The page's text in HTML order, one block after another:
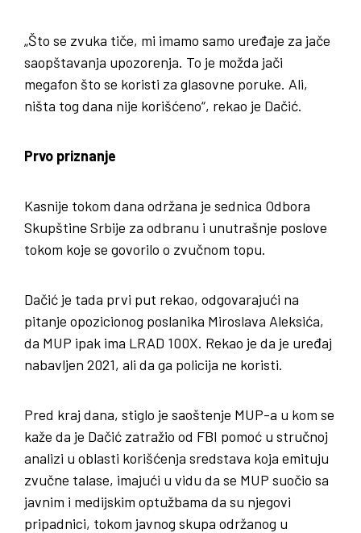
„Što se zvuka tiče, mi imamo samo uređaje za jače
saopštavanja upozorenja. To je možda jači
megafon što se koristi za glasovne poruke. Ali,
ništa tog dana nije korišćeno“, rekao je Dačić.
Prvo priznanje
Kasnije tokom dana održana je sednica Odbora
Skupštine Srbije za odbranu i unutrašnje poslove
tokom koje se govorilo o zvučnom topu.
Dačić je tada prvi put rekao, odgovarajući na
pitanje opozicionog poslanika Miroslava Aleksića,
da MUP ipak ima LRAD 100X. Rekao je da je uređaj
nabavljen 2021, ali da ga policija ne koristi.
Pred kraj dana, stiglo je saoštenje MUP-a u kom se
kaže da je Dačić zatražio od FBI pomoć u stručnoj
analizi u oblasti korišćenja sredstava koja emituju
zvučne talase, imajući u vidu da se MUP suočio sa
javnim i medijskim optužbama da su njegovi
pripadnici, tokom javnog skupa održanog u